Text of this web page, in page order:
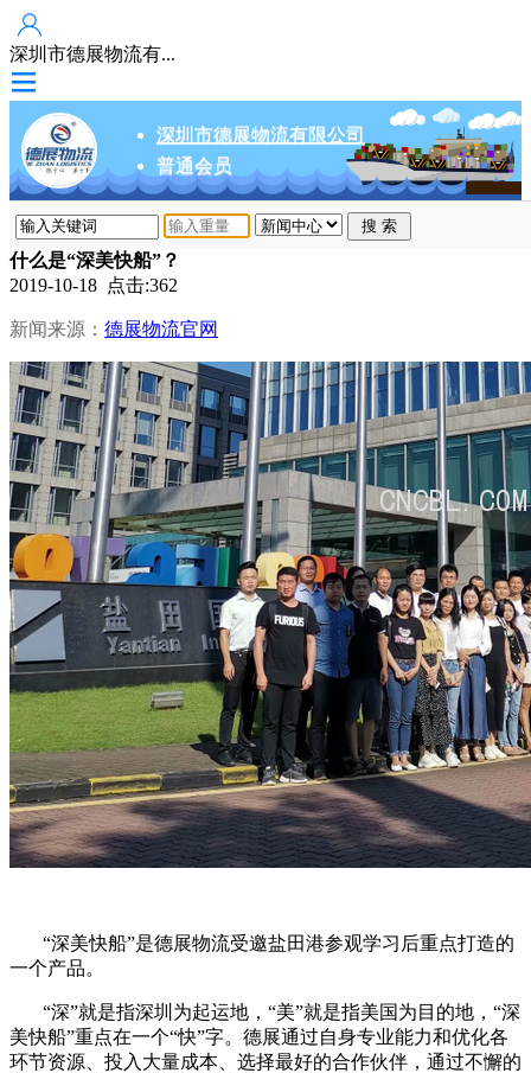
深圳市德展物流有...
深圳市德展物流有限公司
普通会员
什么是“深美快船”？
2019-10-18 点击:362
新闻来源： 德展物流官网
“深美快船”是德展物流受邀盐田港参观学习后重点打造的
一个产品。
“深”就是指深圳为起运地，“美”就是指美国为目的地，“深
美快船”重点在一个“快”字。德展通过自身专业能力和优化各
环节资源、投入大量成本、选择最好的合作伙伴，通过不懈的